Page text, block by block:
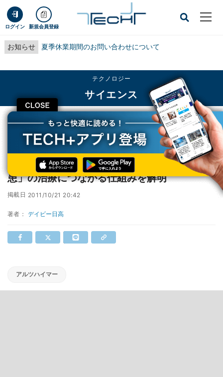
ログイン 新規会員登録
お知らせ 夏季休業期間のお問い合わせについて
CLOSE
テクノロジー
サイエンス
TECH+ テクノロジー
サイエンス
理研、アルツハイマーなどの「神経変性疾患」の治療につながる仕組みを解明
理研、アルツハイマーなどの「神経変性疾
患」の治療につながる仕組みを解明
掲載日 2011/10/21 20:42
著者： デイビー日高
アルツハイマー